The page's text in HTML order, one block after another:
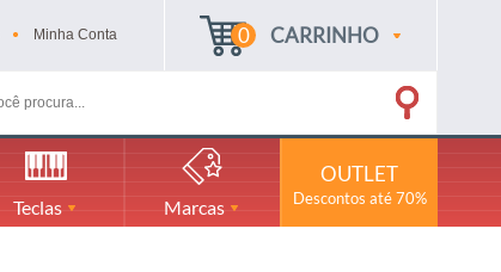
0 CARRINHO
Minha Conta
Teclas Marcas
OUTLET
Descontos até 70%